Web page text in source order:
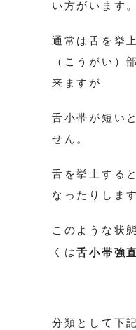
い方がいます。
通常は舌を挙
（こうがい）
来ますが
舌小帯が短い
せん。
舌を挙上する
なったりします
このような状
くは舌小帯強
分類として下